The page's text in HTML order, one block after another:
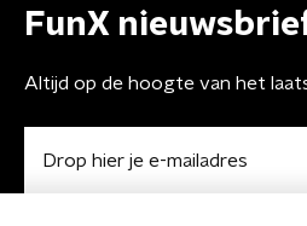
FunX
Altijd op de hoogte van het